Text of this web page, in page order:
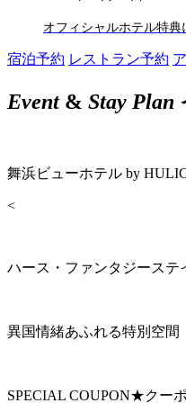
オフィシャルホテル特
宿泊予約 レストラン予約
Event& Stay Plan
舞浜ビューホテル by
<
ハース・ファンタジーステ
異国情緒あふれる特別空
SPECIAL COUPON★クー